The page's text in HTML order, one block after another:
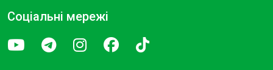
Соціальні мережі